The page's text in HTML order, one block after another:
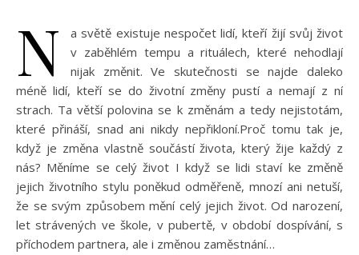
N
a světě existuje nespočet lidí, kteří žijí svůj život
v zaběhlém tempu a rituálech, které nehodlají
nijak změnit. Ve skutečnosti se najde daleko
méně lidí, kteří se do životní změny pustí a nemají z ní
strach. Ta větší polovina se k změnám a tedy nejistotám,
které přináší, snad ani nikdy nepřikloní.Proč tomu tak je,
když je změna vlastně součástí života, který žije každý z
nás? Měníme se celý život I když se lidi staví ke změně
jejich životního stylu poněkud odměřeně, mnozí ani netuší,
že se svým způsobem mění celý jejich život. Od narození,
let strávených ve škole, v pubertě, v období dospívání, s
příchodem partnera, ale i změnou zaměstnání…